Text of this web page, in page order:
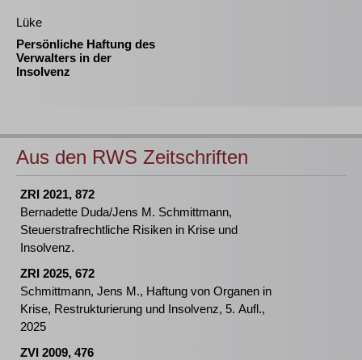
Lüke
Persönliche Haftung des
Verwalters in der
Insolvenz
Aus den RWS Zeitschriften
ZRI 2021, 872
Bernadette Duda/Jens M. Schmittmann,
Steuerstrafrechtliche Risiken in Krise und
Insolvenz.
ZRI 2025, 672
Schmittmann, Jens M., Haftung von Organen in
Krise, Restrukturierung und Insolvenz, 5. Aufl.,
2025
ZVI 2009, 476